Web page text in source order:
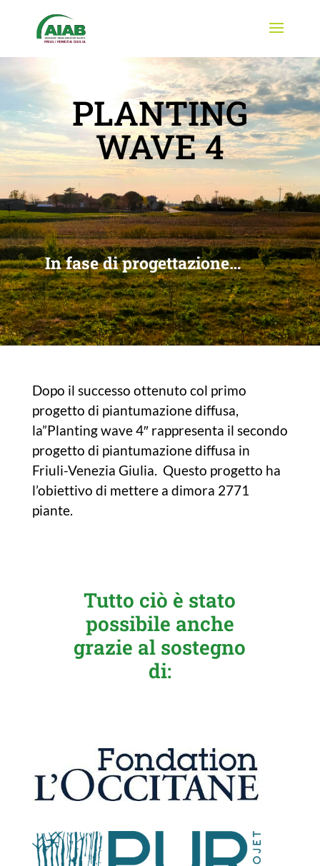
PLANTING
WAVE 4
In fase di progettazione…
Dopo il successo ottenuto col primo
progetto di piantumazione diffusa,
la”Planting wave 4″ rappresenta il secondo
progetto di piantumazione diffusa in
Friuli-Venezia Giulia. Questo progetto ha
l’obiettivo di mettere a dimora 2771
piante.
Tutto ciò è stato
possibile anche
grazie al sostegno
di: